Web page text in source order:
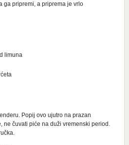
ga pripremi, a priprema je vrlo
limuna
Popij ovo ujutro na prazan
ne čuvati piće na duži vremenski period.